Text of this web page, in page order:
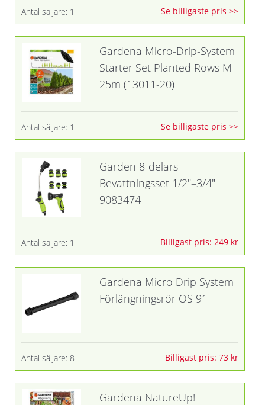
Antal säljare: 1 Se billigaste pris >>
Gardena Micro-Drip-System
Starter Set Planted Rows M
25m (13011-20)
Antal säljare: 1 Se billigaste pris >>
Garden 8-delars
Bevattningsset 1/2"–3/4"
9083474
Antal säljare: 1 Billigast pris: 249 kr
Gardena Micro Drip System
Förlängningsrör OS 91
Antal säljare: 8 Billigast pris: 73 kr
Gardena NatureUp!